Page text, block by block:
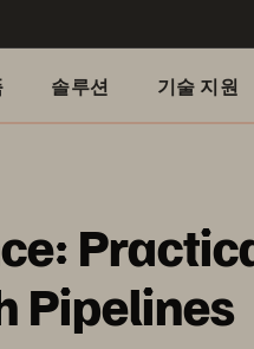
솔루션 기술 지원
Pipelines